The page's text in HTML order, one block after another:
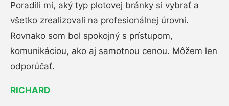
Poradili mi, aký typ plotovej bránky si vybrať a
všetko zrealizovali na profesionálnej úrovni.
Rovnako som bol spokojný s prístupom,
komunikáciou, ako aj samotnou cenou. Môžem len
odporúčať.
RICHARD